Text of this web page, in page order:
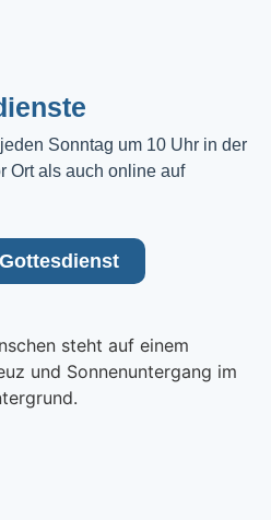
Sonntag um 10 Uhr in der
Ort als auch online auf